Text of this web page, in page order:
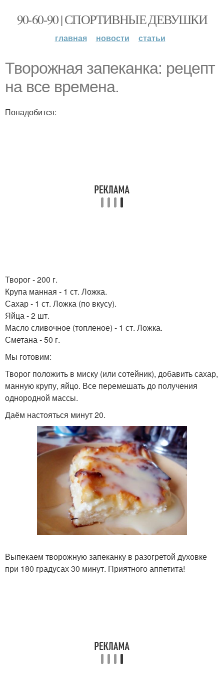
90-60-90 | СПОРТИВНЫЕ ДЕВУШКИ
главная новости статьи
Творожная запеканка: рецепт
на все времена.
Понадобится:
Творог - 200 г.
Крупа манная - 1 ст. Ложка.
Сахар - 1 ст. Ложка (по вкусу).
Яйца - 2 шт.
Масло сливочное (топленое) - 1 ст. Ложка.
Сметана - 50 г.
Мы готовим:
Творог положить в миску (или сотейник), добавить сахар,
манную крупу, яйцо. Все перемешать до получения
однородной массы.
Даём настояться минут 20.
Выпекаем творожную запеканку в разогретой духовке
при 180 градусах 30 минут. Приятного аппетита!